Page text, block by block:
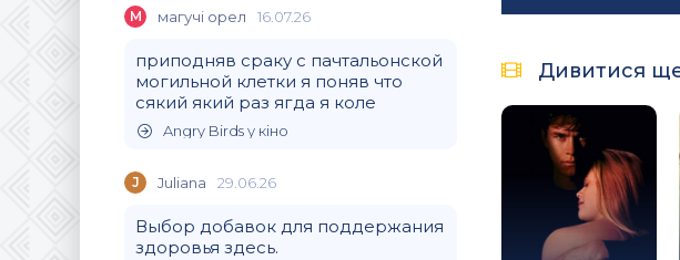
М магучi орел 16.07.26
приподняв сраку с пачтальонской
могильной клетки я поняв что
сякий який раз ягда я коле
Angry Birds у кіно
J Juliana 29.06.26
Выбор добавок для поддержания
здоровья здесь.
Дивитися ще